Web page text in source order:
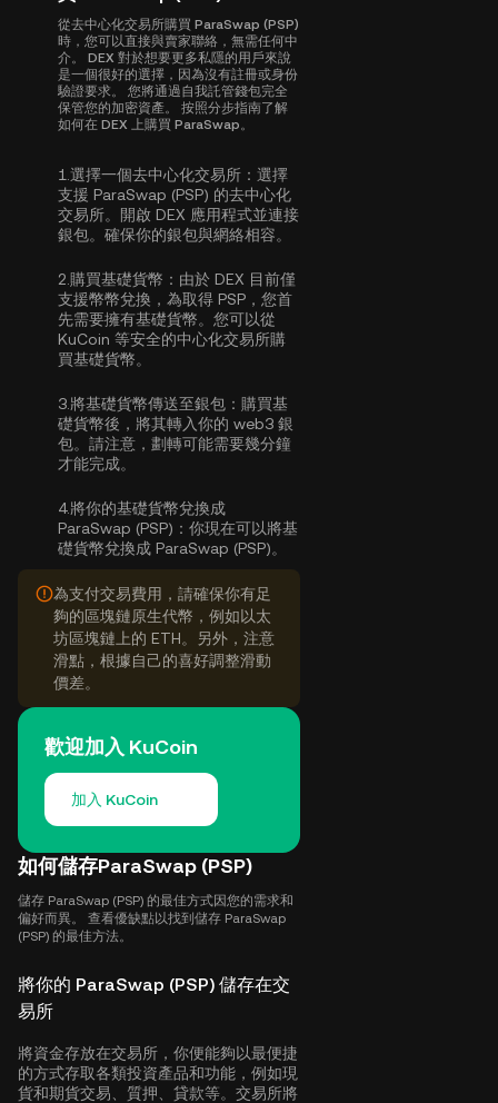
從去中心化交易所購買 ParaSwap (PSP)
時，您可以直接與賣家聯絡，無需任何中
介。 DEX 對於想要更多私隱的用戶來說
是一個很好的選擇，因為沒有註冊或身份
驗證要求。 您將通過自我託管錢包完全
保管您的加密資產。 按照分步指南了解
如何在 DEX 上購買 ParaSwap。
1. 選擇一個去中心化交易所： 選擇
支援 ParaSwap (PSP) 的去中心化
交易所。開啟 DEX 應用程式並連接
銀包。確保你的銀包與網絡相容。
2. 購買基礎貨幣： 由於 DEX 目前僅
支援幣幣兌換，為取得 PSP，您首
先需要擁有基礎貨幣。您可以從
KuCoin 等安全的中心化交易所購
買基礎貨幣。
3. 將基礎貨幣傳送至銀包： 購買基
礎貨幣後，將其轉入你的 web3 銀
包。請注意，劃轉可能需要幾分鐘
才能完成。
4.將你的基礎貨幣兌換成
ParaSwap (PSP)： 你現在可以將基
礎貨幣兌換成 ParaSwap (PSP)。
為支付交易費用，請確保你有足
夠的區塊鏈原生代幣，例如以太
坊區塊鏈上的 ETH。另外，注意
滑點，根據自己的喜好調整滑動
價差。
歡迎加入 KuCoin
加入 KuCoin
如何儲存ParaSwap (PSP)
儲存 ParaSwap (PSP) 的最佳方式因您的需求和
偏好而異。 查看優缺點以找到儲存 ParaSwap
(PSP) 的最佳方法。
將你的 ParaSwap (PSP) 儲存在交
易所
將資金存放在交易所，你便能夠以最便捷
的方式存取各類投資產品和功能，例如現
貨和期貨交易、質押、貸款等。交易所將